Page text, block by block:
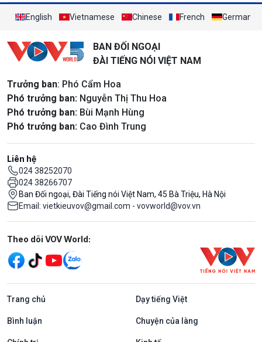
English Vietnamese Chinese French German
BAN ĐỐI NGOẠI
ĐÀI TIẾNG NÓI VIỆT NAM
Trưởng ban: Phó Cẩm Hoa
Phó trưởng ban: Nguyễn Thị Thu Hoa
Phó trưởng ban: Bùi Mạnh Hùng
Phó trưởng ban: Cao Đình Trung
Liên hệ
024 38252070
024 38266707
Ban Đối ngoại, Đài Tiếng nói Việt Nam, 45 Bà Triệu, Hà Nội
Email: vietkieuvov@gmail.com - vovworld@vov.vn
Mạng xã hội
Theo dõi VOV World:
Trang chủ Dạy tiếng Việt
Bình luận Chuyện của làng